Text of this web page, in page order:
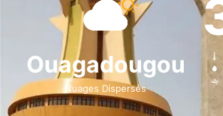
b
o
k
i
n
a
g
r
Ouagadougou
Nuages Dispersés